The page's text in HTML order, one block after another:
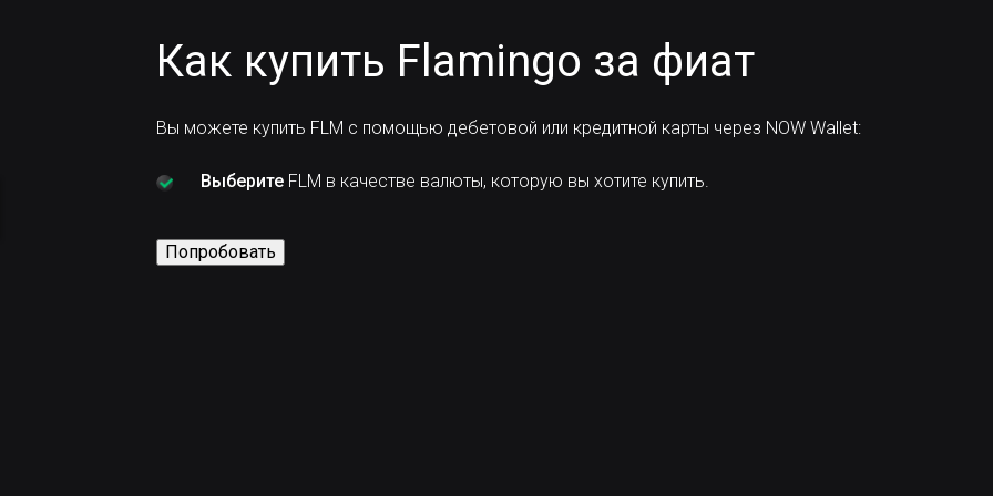
Как купить Flamingo за фиат
Вы можете купить FLM с помощью дебетовой или кредитной карты через NOW Wallet:
ВыберитеFLM в качестве валюты, которую вы хотите купить.
Попробовать